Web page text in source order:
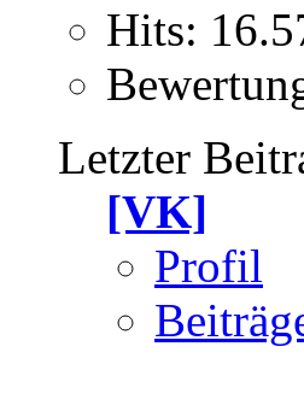
Hits:
Letzter
[VK]
Profil